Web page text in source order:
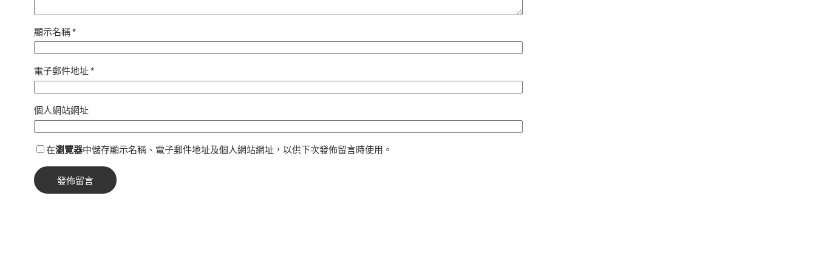
顯示名稱*
電子郵件地址*
個人網站網址
在瀏覽器中儲存顯示名稱、電子郵件地址及個人網站網址，以供下次發佈留言時使用。